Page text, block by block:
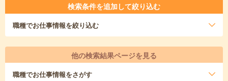
検索条件を追加して絞り込む
職種でお仕事情報を絞り込む
他の検索結果ページを見る
職種でお仕事情報をさがす